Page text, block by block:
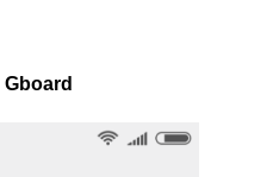
Gboard